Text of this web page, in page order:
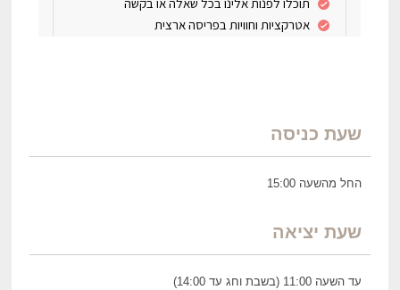
שעת כניסה
החל מהשעה 15:00
שעת יציאה
עד השעה 11:00 (בשבת וחג עד 14:00)